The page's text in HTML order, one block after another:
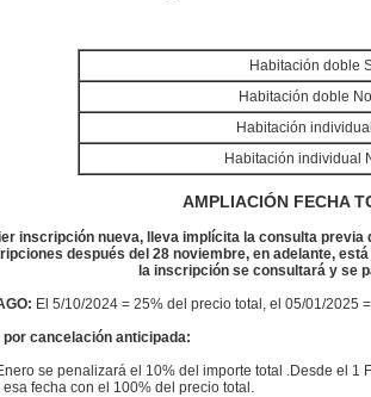
Habitación doble
Habitación doble
Habitación
Habitación individual
AMPLIACIÓN FECHA
inscripción nueva, lleva implícita la consulta
después del 28 noviembre, en adelante,
la inscripción se consultará y se
El 5/10/2024 = 25% del precio total, el 05/01/2025
por cancelación anticipada:
se penalizará el 10% del importe total .Desde el
fecha con el 100% del precio total.